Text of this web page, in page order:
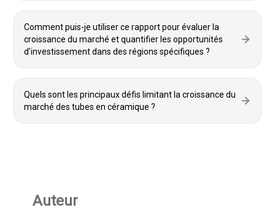
Comment puis-je utiliser ce rapport pour évaluer la
croissance du marché et quantifier les opportunités
d’investissement dans des régions spécifiques ?
Quels sont les principaux défis limitant la croissance du
marché des tubes en céramique ?
Auteur